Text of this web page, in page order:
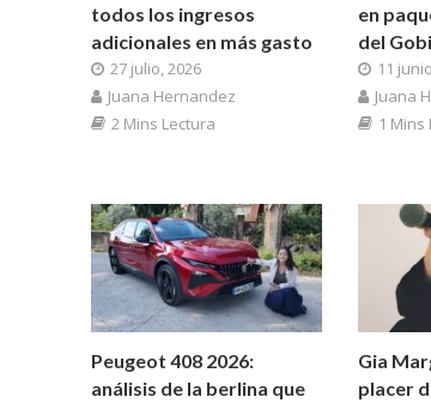
todos los ingresos
adicionales en más gasto
27 julio, 2026
Juana Hernandez
2 Mins Lectura
en
del
11
Juana
1 Mins
Peugeot 408 2026:
análisis de la berlina que
Gia
placer